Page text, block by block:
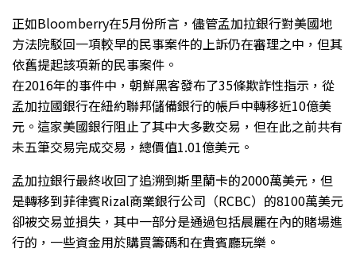
正如Bloomberry在5月份所言，儘管孟加拉銀行對美國地
方法院駁回一項較早的民事案件的上訴仍在審理之中，但其
依舊提起該項新的民事案件。
在2016年的事件中，朝鮮黑客發布了35條欺詐性指示，從
孟加拉國銀行在紐約聯邦儲備銀行的帳戶中轉移近10億美
元。這家美國銀行阻止了其中大多數交易，但在此之前共有
未五筆交易完成交易，總價值1.01億美元。
孟加拉銀行最終收回了追溯到斯里蘭卡的2000萬美元，但
是轉移到菲律賓Rizal商業銀行公司（RCBC）的8100萬美元
卻被交易並損失，其中一部分是通過包括晨麗在內的賭場進
行的，一些資金用於購買籌碼和在貴賓廳玩樂。